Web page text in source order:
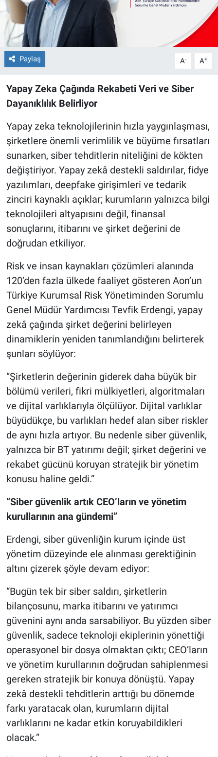
Paylaş A- A+
Yapay Zeka Çağında Rekabeti Veri ve Siber
Dayanıklılık Belirliyor
Yapay zeka teknolojilerinin hızla yaygınlaşması,
şirketlere önemli verimlilik ve büyüme fırsatları
sunarken, siber tehditlerin niteliğini de kökten
değiştiriyor. Yapay zekâ destekli saldırılar, fidye
yazılımları, deepfake girişimleri ve tedarik
zinciri kaynaklı açıklar; kurumların yalnızca bilgi
teknolojileri altyapısını değil, finansal
sonuçlarını, itibarını ve şirket değerini de
doğrudan etkiliyor.
Risk ve insan kaynakları çözümleri alanında
120’den fazla ülkede faaliyet gösteren Aon’un
Türkiye Kurumsal Risk Yönetiminden Sorumlu
Genel Müdür Yardımcısı Tevfik Erdengi, yapay
zekâ çağında şirket değerini belirleyen
dinamiklerin yeniden tanımlandığını belirterek
şunları söylüyor:
“Şirketlerin değerinin giderek daha büyük bir
bölümü verileri, fikri mülkiyetleri, algoritmaları
ve dijital varlıklarıyla ölçülüyor. Dijital varlıklar
büyüdükçe, bu varlıkları hedef alan siber riskler
de aynı hızla artıyor. Bu nedenle siber güvenlik,
yalnızca bir BT yatırımı değil; şirket değerini ve
rekabet gücünü koruyan stratejik bir yönetim
konusu haline geldi.”
“Siber güvenlik artık CEO’ların ve yönetim
kurullarının ana gündemi”
Erdengi, siber güvenliğin kurum içinde üst
yönetim düzeyinde ele alınması gerektiğinin
altını çizerek şöyle devam ediyor:
“Bugün tek bir siber saldırı, şirketlerin
bilançosunu, marka itibarını ve yatırımcı
güvenini aynı anda sarsabiliyor. Bu yüzden siber
güvenlik, sadece teknoloji ekiplerinin yönettiği
operasyonel bir dosya olmaktan çıktı; CEO’ların
ve yönetim kurullarının doğrudan sahiplenmesi
gereken stratejik bir konuya dönüştü. Yapay
zekâ destekli tehditlerin arttığı bu dönemde
farkı yaratacak olan, kurumların dijital
varlıklarını ne kadar etkin koruyabildikleri
olacak.”